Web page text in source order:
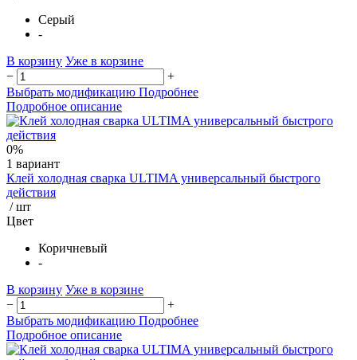
Серый
-
В корзину Уже в корзине
−
+
Выбрать модификацию Подробнее
Подробное описание
0%
1 вариант
Клей холодная сварка ULTIMA универсальный быстрого
действия
/ шт
Цвет
Коричневый
-
В корзину Уже в корзине
−
+
Выбрать модификацию Подробнее
Подробное описание